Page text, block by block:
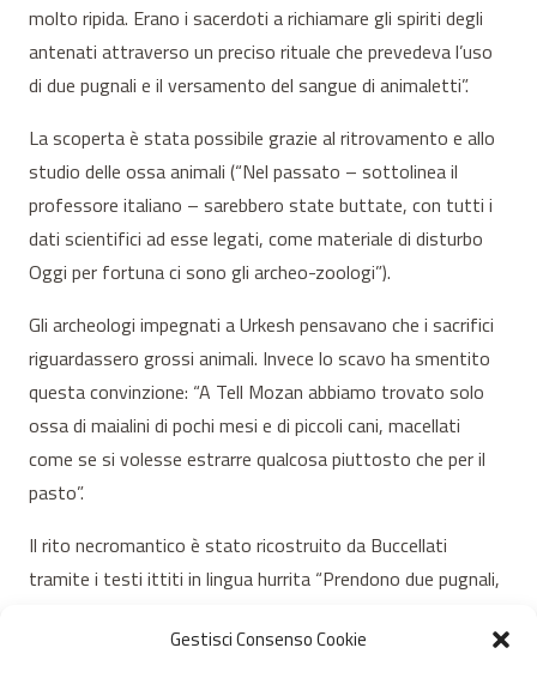
Gestisci Consenso Cookie
molto ripida. Erano i sacerdoti a richiamare gli spiriti degli
antenati attraverso un preciso rituale che prevedeva l’uso
di due pugnali e il versamento del sangue di animaletti”.
La scoperta è stata possibile grazie al ritrovamento e allo
studio delle ossa animali (“Nel passato – sottolinea il
professore italiano – sarebbero state buttate, con tutti i
dati scientifici ad esse legati, come materiale di disturbo
Oggi per fortuna ci sono gli archeo-zoologi”).
Gli archeologi impegnati a Urkesh pensavano che i sacrifici
riguardassero grossi animali. Invece lo scavo ha smentito
questa convinzione: “A Tell Mozan abbiamo trovato solo
ossa di maialini di pochi mesi e di piccoli cani, macellati
come se si volesse estrarre qualcosa piuttosto che per il
pasto”.
Il rito necromantico è stato ricostruito da Buccellati
tramite i testi ittiti in lingua hurrita “Prendono due pugnali,
/ e scavano/ una fossa. / Offrono/ una pecora/ alla